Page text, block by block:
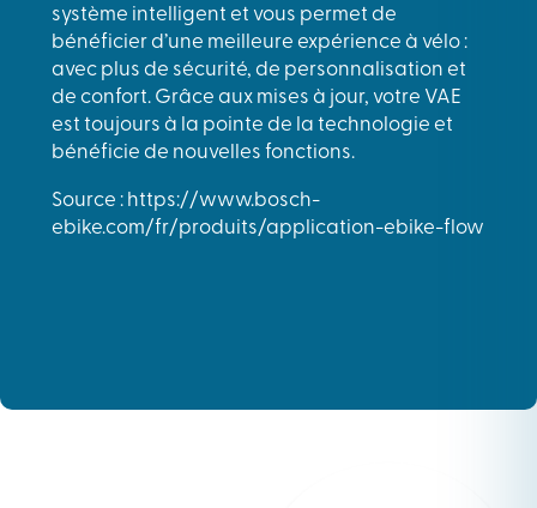
système intelligent et vous permet de
bénéficier d’une meilleure expérience à vélo :
avec plus de sécurité, de personnalisation et
de confort. Grâce aux mises à jour, votre VAE
est toujours à la pointe de la technologie et
bénéficie de nouvelles fonctions.
Source : https://www.bosch-
ebike.com/fr/produits/application-ebike-flow